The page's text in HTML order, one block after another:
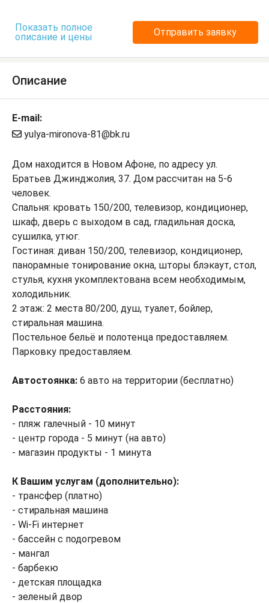
Показать полное
описание и цены
Отправить заявку
Описание
E-mail:
yulya-mironova-81@bk.ru
Дом находится в Новом Афоне, по адресу ул.
Братьев Джинджолия, 37. Дом рассчитан на 5-6
человек.
Спальня: кровать 150/200, телевизор, кондиционер,
шкаф, дверь с выходом в сад, гладильная доска,
сушилка, утюг.
Гостиная: диван 150/200, телевизор, кондиционер,
панорамные тонирование окна, шторы блэкаут, стол,
стулья, кухня укомплектована всем необходимым,
холодильник.
2 этаж: 2 места 80/200, душ, туалет, бойлер,
стиральная машина.
Постельное бельё и полотенца предоставляем.
Парковку предоставляем.
Автостоянка: 6 авто на территории (бесплатно)
Расстояния:
- пляж галечный - 10 минут
- центр города - 5 минут (на авто)
- магазин продукты - 1 минута
К Вашим услугам (дополнительно):
- трансфер (платно)
- стиральная машина
- Wi-Fi интернет
- бассейн с подогревом
- мангал
- барбекю
- детская площадка
- зеленый двор